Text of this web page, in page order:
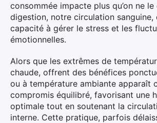
consommée impacte plus qu’on ne
digestion, notre circulation sanguine,
capacité à gérer le stress et les
émotionnelles.
Alors que les extrêmes de
chaude, offrent des bénéfices
ou à température ambiante apparaît
compromis équilibré, favorisant une
optimale tout en soutenant la
interne. Cette pratique, parfois